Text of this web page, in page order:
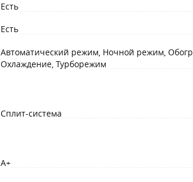
Есть
Есть
Автоматический режим, Ночной режим,
Охлаждение, Турборежим
Сплит-система
A+